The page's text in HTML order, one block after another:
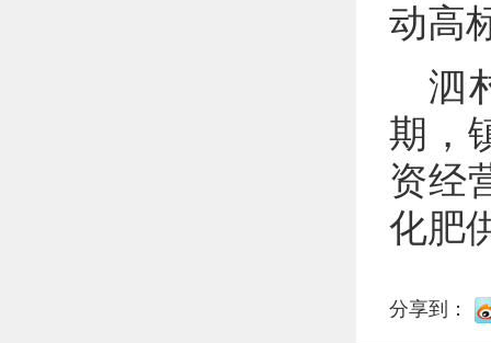
动高
泗
期，
资经
化肥
分享到：